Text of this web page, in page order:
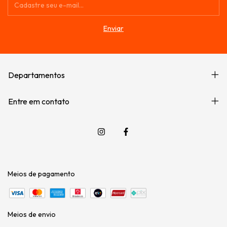
Departamentos
Entre em contato
Meios de pagamento
Meios de envio